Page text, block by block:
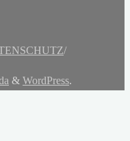
/
& WordPress.